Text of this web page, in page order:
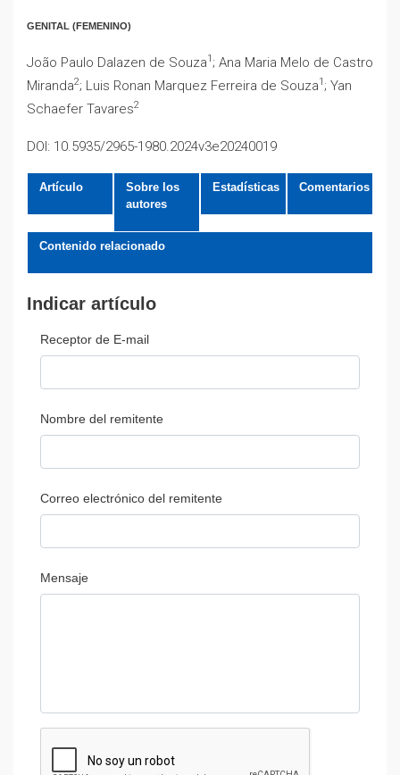
GENITAL (FEMENINO)
João Paulo Dalazen de Souza1 ; Ana Maria Melo de Castro
Miranda2; Luis Ronan Marquez Ferreira de Souza1 ; Yan
Schaefer Tavares2
DOI: 10.5935/2965-1980.2024v3e20240019
Artículo
Sobre los
autores
Estadísticas Comentarios
Contenido relacionado
Indicar artículo
Receptor de E-mail
Nombre del remitente
Correo electrónico del remitente
Mensaje